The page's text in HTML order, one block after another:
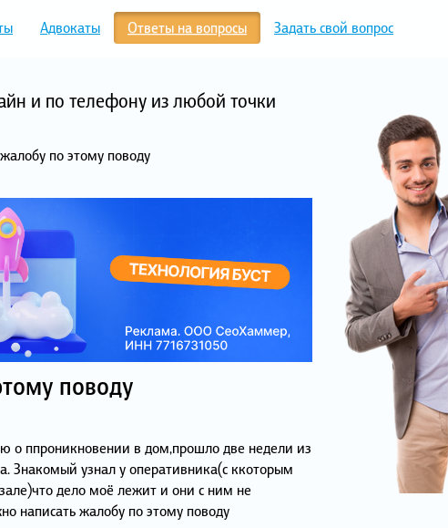
Адвокаты Ответы на вопросы Задать свой вопрос
и по телефону из любой точки
по этому поводу
поводу
о ппроникновении в дом,прошло две недели из
Знакомый узнал у оперативника(с ккоторым
дело моё лежит и они с ним не
написать жалобу по этому поводу